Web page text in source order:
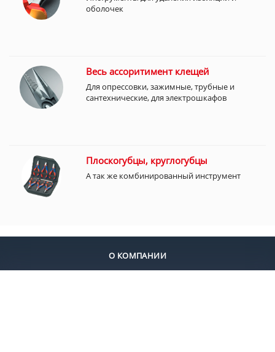
оболочек
Весь ассоритимент клещей
Для опрессовки, зажимные, трубные и
сантехнические, для электрошкафов
Плоскогубцы, круглогубцы
А так же комбинированный инструмент
О КОМПАНИИ
ДОСТАВКА